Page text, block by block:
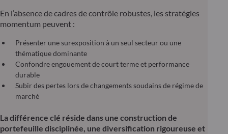
En l’absence de cadres de contrôle robustes, les stratégies
momentum peuvent :
Présenter une surexposition à un seul secteur ou une
thématique dominante
Confondre engouement de court terme et performance
durable
Subir des pertes lors de changements soudains de régime de
marché
La différence clé réside dans une construction de
portefeuille disciplinée, une diversification rigoureuse et